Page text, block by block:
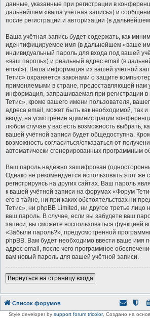
данные, указанные при регистрации в
дальнейшем «ваша учётная запись») и
после регистрации и авторизации (в
Ваша учётная запись будет содержать, как
идентифицируемое имя (в дальнейшем «ваше
индивидуальный пароль для входа под вашей
«ваш пароль») и реальный адрес email (в
email»). Ваша информация из вашей учётной
Тетис» охраняется законами о защите
применяемыми в стране, предоставляющей нам
информация, запрашиваемая при регистрации
Тетис», кроме вашего имени пользователя,
адреса email, может быть как необходимой, так и
вводу, на усмотрение администрации
любом случае у вас есть возможность выбрать,
вашей учётной записи будет общедоступна.
возможность согласиться/отказаться от
автоматически сгенерированных программным
Ваш пароль надёжно зашифрован
Однако не рекомендуется использовать этот же
регистрируясь на других сайтах. Ваш пароль
к вашей учётной записи на форумах «Форум
его в тайне, ни при каких обстоятельствах ни
Тетис», ни phpBB Limited, ни другое третье лицо
ваш пароль. В случае, если вы забудете ваш
записи, вы сможете воспользоваться функцией
«Забыли пароль?», предусмотренной
phpBB. Вам будет необходимо ввести ваше имя
адрес email, после чего программное
вам новый пароль для вашей учётной записи.
Вернуться на страницу входа
Список форумов
Style developer by support forum tricolor, Создано на